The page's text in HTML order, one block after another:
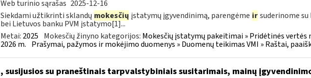
Web turinio sąrašas 2025-12-16
Siekdami užtikrinti sklandų mokesčių įstatymų įgyvendinimą, parengėme ir suderinome
bei Lietuvos banku PVM įstatymo[1]...
Metai: 2025 Mokesčių žinyno kategorijos: Mokesčių įstatymų pakeitimai » Pridėtinės vertės
2026 m. Prašymai, pažymos ir mokėjimo duomenys » Duomenų teikimas VMI » Raštai,
, susijusios su praneštinais tarpvalstybiniais susitarimais, mainų